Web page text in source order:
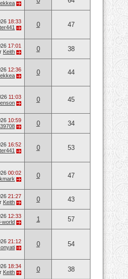
18:33
0 47
17:01
Keith 0 38
12:36
0 44
11:03
0 45
10:59
0 34
16:52
0 53
00:02
0 47
21:27
Keith 0 43
12:33
world 1 57
21:12
0 54
18:34
Keith 0 38